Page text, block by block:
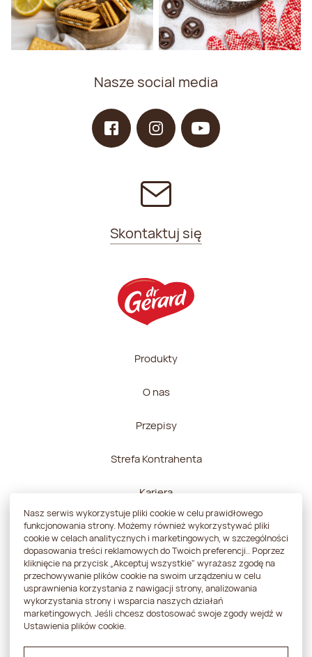
Nasze social media
Skontaktuj się
Produkty
O nas
Przepisy
Strefa Kontrahenta
Kariera
Kontakt
Polityka prywatności
Strategia podatkowa
Nasz serwis wykorzystuje pliki cookie w celu prawidłowego
funkcjonowania strony. Możemy również wykorzystywać pliki
cookie w celach analitycznych i marketingowych, w szczególności
dopasowania treści reklamowych do Twoich preferencji.. Poprzez
kliknięcie na przycisk „Akceptuj wszystkie" wyrażasz zgodę na
przechowywanie plików cookie na swoim urządzeniu w celu
usprawnienia korzystania z nawigacji strony, analizowania
wykorzystania strony i wsparcia naszych działań
marketingowych. Jeśli chcesz dostosować swoje zgody wejdź w
Ustawienia plików cookie.